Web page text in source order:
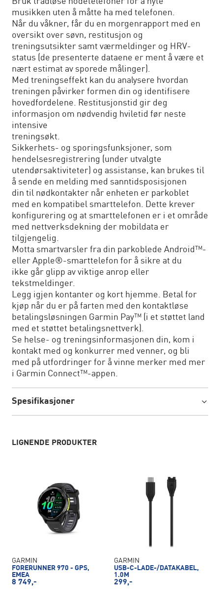
musikken uten å måtte ha med telefonen.
Når du våkner, får du en morgenrapport med en
oversikt over søvn, restitusjon og
treningsutsikter samt værmeldinger og HRV-
status (de presenterte dataene er ment å være et
nært estimat av sporede målinger).
Med treningseffekt kan du analysere hvordan
treningen påvirker formen din og identifisere
hovedfordelene. Restitusjonstid gir deg
informasjon om nødvendig hviletid før neste
intensive
treningsøkt.
Sikkerhets- og sporingsfunksjoner, som
hendelsesregistrering (under utvalgte
utendørsaktiviteter) og assistanse, kan brukes til
å sende en melding med sanntidsposisjonen
din til nødkontakter når enheten er parkoblet
med en kompatibel smarttelefon. Dette krever
konfigurering og at smarttelefonen er i et område
med nettverksdekning der mobildata er
tilgjengelig.
Motta smartvarsler fra din parkoblede Android™-
eller Apple®-smarttelefon for å sikre at du
ikke går glipp av viktige anrop eller
tekstmeldinger.
Legg igjen kontanter og kort hjemme. Betal for
kjøp når du er på farten med den kontaktløse
betalingsløsningen Garmin Pay™ (i et støttet land
med et støttet betalingsnettverk).
Se helse- og treningsinformasjonen din, kom i
kontakt med og konkurrer med venner, og bli
med på utfordringer for å vinne merker med mer
i Garmin Connect™-appen.
Spesifikasjoner
LIGNENDE PRODUKTER
GARMIN
FORERUNNER 970 - GPS,
EMEA
8 749,-
GARMIN
USB-C-LADE-/DATAKABEL,
1.0M
299,-